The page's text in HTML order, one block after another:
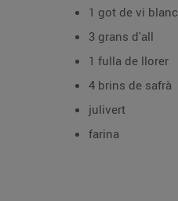
1 got de vi blanc
3 grans d'all
1 fulla de llorer
4 brins de safrà
julivert
farina